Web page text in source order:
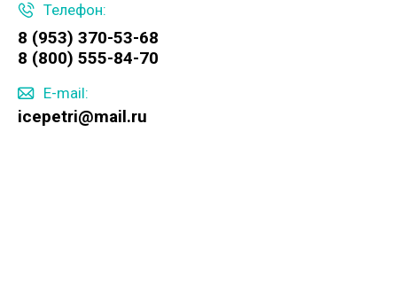
Телефон:
8 (953) 370-53-68
8 (800) 555-84-70
E-mail:
icepetri@mail.ru